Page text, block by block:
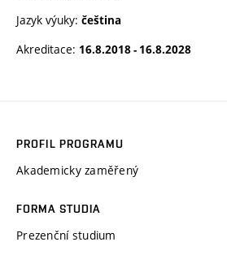
Jazyk výuky: čeština
Akreditace: 16.8.2018 - 16.8.2028
PROFIL PROGRAMU
Akademicky zaměřený
FORMA STUDIA
Prezenční studium